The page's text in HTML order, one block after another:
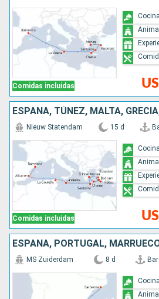
Comidas incluidas
Comidas incluidas
Nieuw Statendam 15 d
ESPAÑA, PORTUGAL,
MS Zuiderdam 8 d